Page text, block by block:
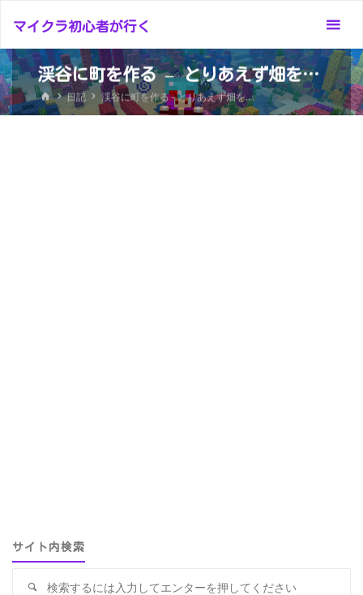
テ
ン
ツ
へ
マイクラ初心者が行く
渓谷に町を作る – とりあえず畑を…
ホ
ー
日記 渓谷に町を作る – とりあえず畑を…
サイト内検索
検